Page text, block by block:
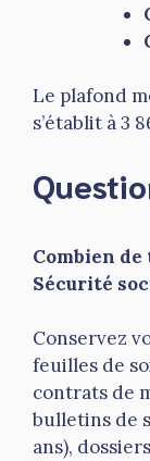
Le plafond
s’établit à 3
Combien
Sécurité
Conservez
feuilles de
contrats de
bulletins de
ans),